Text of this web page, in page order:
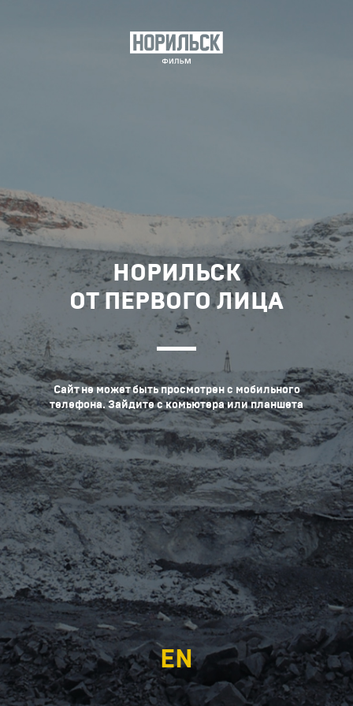
НОРИЛЬСК
ОТ ПЕРВОГО ЛИЦА
Сайт не может быть просмотрен с мобильного
телефона. Зайдите с комьютера или планшета
EN